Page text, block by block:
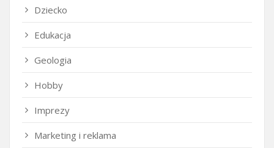
Dziecko
Edukacja
Geologia
Hobby
Imprezy
Marketing i reklama